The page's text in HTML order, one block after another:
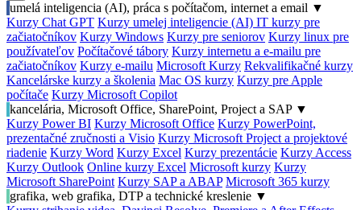
umelá inteligencia (AI), práca s počítačom, internet a email ▼
Kurzy Chat GPT Kurzy umelej inteligencie (AI) IT kurzy pre
začiatočníkov Kurzy Windows Kurzy pre seniorov Kurzy linux pre
používateľov Počítačové tábory Kurzy internetu a e-mailu pre
začiatočníkov Kurzy e-mailu Microsoft Kurzy Rekvalifikačné kurzy
Kancelárske kurzy a školenia Mac OS kurzy Kurzy pre Apple
počítače Kurzy Microsoft Copilot
kancelária, Microsoft Office, SharePoint, Project a SAP ▼
Kurzy Power BI Kurzy Microsoft Office Kurzy PowerPoint,
prezentačné zručnosti a Visio Kurzy Microsoft Project a projektové
riadenie Kurzy Word Kurzy Excel Kurzy prezentácie Kurzy Access
Kurzy Outlook Online kurzy Excel Microsoft kurzy Kurzy
Microsoft SharePoint Kurzy SAP a ABAP Microsoft 365 kurzy
grafika, web grafika, DTP a technické kreslenie ▼